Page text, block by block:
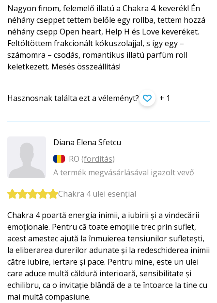
Nagyon finom, felemelő illatú a Chakra 4. keverék! Én
néhány cseppet tettem belőle egy rollba, tettem hozzá
néhány csepp Open heart, Help H és Love keveréket.
Feltöltöttem frakcionált kókuszolajjal, s így egy –
számomra – csodás, romantikus illatú parfüm roll
keletkezett. Mesés összeállítás!
Hasznosnak találta ezt a véleményt? + 1
Diana Elena Sfetcu
RO (fordítás)
A termék megvásárlásával igazolt vevő
Chakra 4 ulei esențial
Chakra 4 poartă energia inimii, a iubirii și a vindecării
emoționale. Pentru că toate emoțiile trec prin suflet,
acest amestec ajută la înmuierea tensiunilor sufletești,
la eliberarea durerilor adunate și la redeschiderea inimii
către iubire, iertare și pace. Pentru mine, este un ulei
care aduce multă căldură interioară, sensibilitate și
echilibru, ca o invitație blândă de a te întoarce la tine cu
mai multă compasiune.